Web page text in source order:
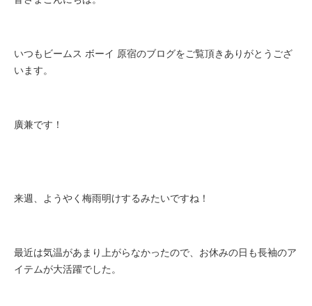
いつもビームス ボーイ 原宿のブログをご覧頂きありがとうござ
います。
廣兼です！
来週、ようやく梅雨明けするみたいですね！
最近は気温があまり上がらなかったので、 お休みの日も長袖のア
イテムが大活躍でした。